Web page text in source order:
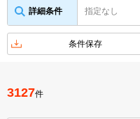
詳細条件 指定なし
条件保存
3127件